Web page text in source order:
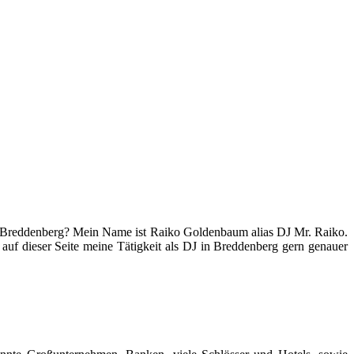
Mein Name ist Raiko Goldenbaum alias DJ Mr. Raiko.
dieser Seite meine Tätigkeit als DJ in Breddenberg gern genauer